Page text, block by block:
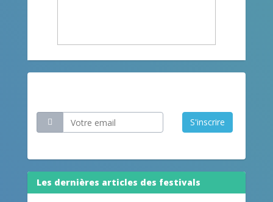
S'inscrire
Les dernières articles des festivals